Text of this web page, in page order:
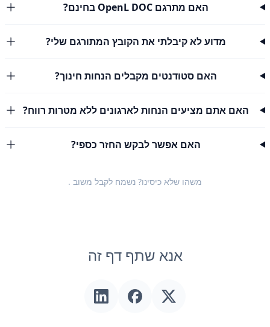
האם מתרגם OpenL DOC בחינם?
מדוע לא קיבלתי את הקובץ המתורגם שלי?
האם סטודנטים מקבלים הנחות חינוך?
האם אתם מציעים הנחות לארגונים ללא מטרות רווח?
האם אפשר לבקש החזר כספי?
משהו שלא כיסינו? נשמח לקבל משוב .
אנא שתף דף זה